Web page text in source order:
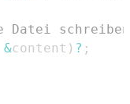
schreiben
&content ) ? ;